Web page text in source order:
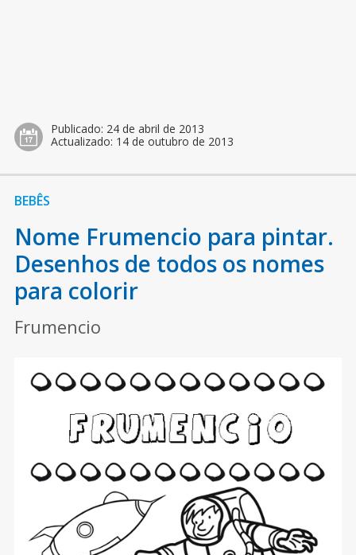
Publicado: 24 de abril de 2013
Actualizado: 14 de outubro de 2013
BEBÊS
Nome Frumencio para pintar.
Desenhos de todos os nomes
para colorir
Frumencio